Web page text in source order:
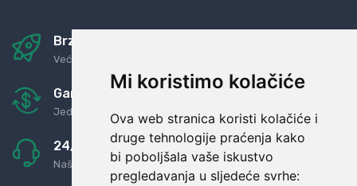
Mi koristimo kolačiće
Ova web stranica koristi kolačiće i
druge tehnologije praćenja kako
bi poboljšala vaše iskustvo
pregledavanja u sljedeće svrhe:
Brza i sigurna dostava
Već za nekoliko dana kod vas
Garancija u povrat novaca
Jednostavno pravilo: Roba za novac
24/7 odlična podrška
Naši agenti uvijek na raspolaganju